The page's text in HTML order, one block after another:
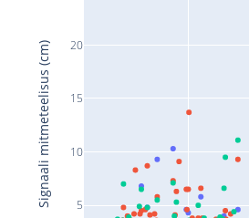
5
10
15
20
Signaali mitmeteelisus (cm)